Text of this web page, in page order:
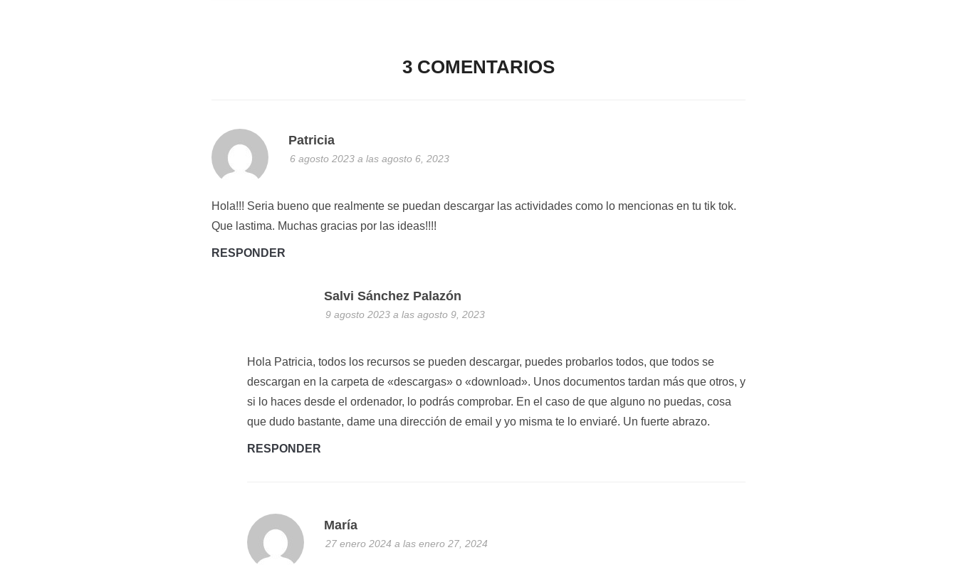
3 COMENTARIOS
Patricia
6 agosto 2023 a las agosto 6, 2023
Hola!!! Seria bueno que realmente se puedan descargar las actividades como lo mencionas en tu tik tok.
Que lastima. Muchas gracias por las ideas!!!!
RESPONDER
Salvi Sánchez Palazón
9 agosto 2023 a las agosto 9, 2023
Hola Patricia, todos los recursos se pueden descargar, puedes probarlos todos, que todos se
descargan en la carpeta de «descargas» o «download». Unos documentos tardan más que otros, y
si lo haces desde el ordenador, lo podrás comprobar. En el caso de que alguno no puedas, cosa
que dudo bastante, dame una dirección de email y yo misma te lo enviaré. Un fuerte abrazo.
RESPONDER
María
27 enero 2024 a las enero 27, 2024